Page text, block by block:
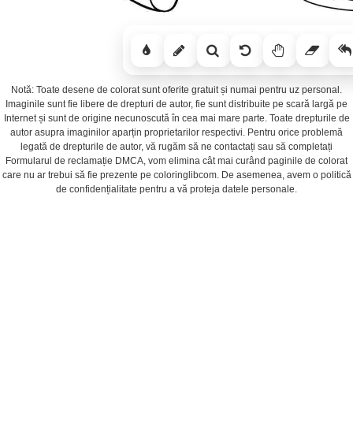
Notă: Toate desene de colorat sunt oferite gratuit și numai pentru uz personal.
Imaginile sunt fie libere de drepturi de autor, fie sunt distribuite pe scară largă pe
Internet și sunt de origine necunoscută în cea mai mare parte. Toate drepturile de
autor asupra imaginilor aparțin proprietarilor respectivi. Pentru orice problemă
legată de drepturile de autor, vă rugăm să ne contactați sau să completați
Formularul de reclamație DMCA, vom elimina cât mai curând paginile de colorat
care nu ar trebui să fie prezente pe coloringlibcom. De asemenea, avem o politică
de confidențialitate pentru a vă proteja datele personale.